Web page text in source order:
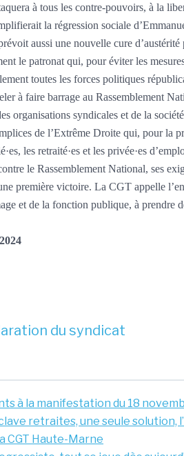
à tous les contre-pouvoirs, à la
la régression sociale
aussi une nouvelle cure
le patronat qui, pour éviter les
toutes les forces politiques
à faire barrage au Rassemblement
organisations syndicales et de la
de l’Extrême Droite qui, pour la
les retraité·es et les privée·es
le Rassemblement National, ses
première victoire. La CGT appelle
et de la fonction publique, à prendre
du syndicat
à la manifestation du 18
retraites, une seule solution,
CGT Haute-Marne